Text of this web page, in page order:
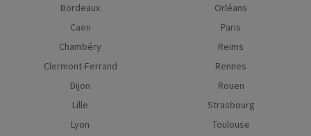
Bordeaux
Caen
Chambéry
Clermont-Ferrand
Dijon
Lille
Lyon
Orléans
Paris
Reims
Rennes
Rouen
Strasbourg
Toulouse